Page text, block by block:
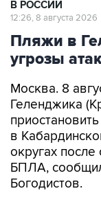
В РОССИИ
12:26, 8 августа 2026
Пляжи в
угрозы
Москва. 8
Геленджика
в
округах
БПЛА,
Богодистов.